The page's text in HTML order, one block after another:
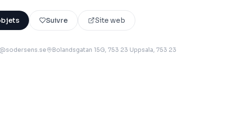
Suivre Site web
Bolandsgatan 15G, 753 23 Uppsala, 753 23